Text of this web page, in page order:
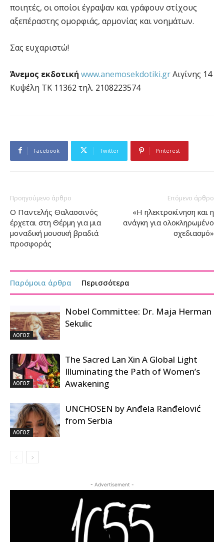
ποιητές, οι οποίοι έγραψαν και γράφουν στίχους
αξεπέραστης ομορφιάς, αρμονίας και νοημάτων.
Σας ευχαριστώ!
Άνεμος εκδοτική www.anemosekdotiki.grAιγίνης 14
Κυψέλη TK 11362 τηλ. 2108223574
Facebook Twitter Pinterest
Προηγούμενο άρθρο
Ο Παντελής Θαλασσινός
έρχεται στη Θέρμη για μια
μοναδική μουσική βραδιά
προσφοράς
Επόμενο άρθρο
«Η ηλεκτροκίνηση και η
ανάγκη για ολοκληρωμένο
σχεδιασμό»
Παρόμοια άρθρα Περισσότερα
ΛΟΓΟΣ
Nobel Committee: Dr. Maja Herman
Sekulic
ΛΟΓΟΣ
The Sacred Lan Xin A Global Light
Illuminating the Path of Women’s
Awakening
ΛΟΓΟΣ
UNCHOSEN by Anđela Ranđelović
from Serbia
- Advertisement -